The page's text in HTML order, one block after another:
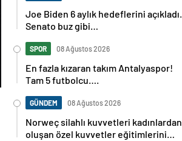
Joe Biden 6 aylık hedeflerini açıkladı.
Senato buz gibi…
SPOR 08 Ağustos 2026
En fazla kızaran takım Antalyaspor!
Tam 5 futbolcu….
GÜNDEM 08 Ağustos 2026
Norweç silahlı kuvvetleri kadınlardan
oluşan özel kuvvetler eğitimlerini